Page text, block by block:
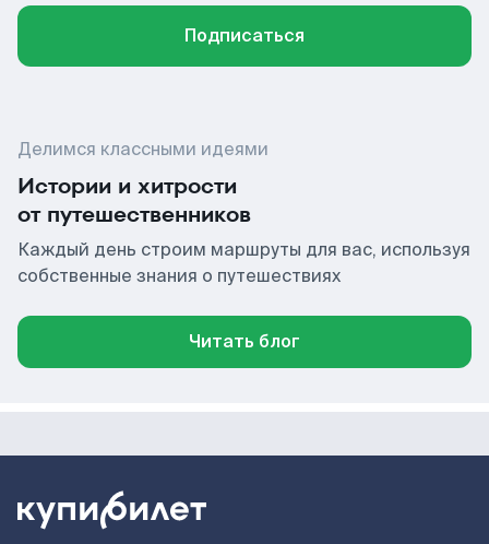
Подписаться
Делимся классными идеями
Истории и хитрости
от путешественников
Каждый день строим маршруты для вас, используя
собственные знания о путешествиях
Читать блог